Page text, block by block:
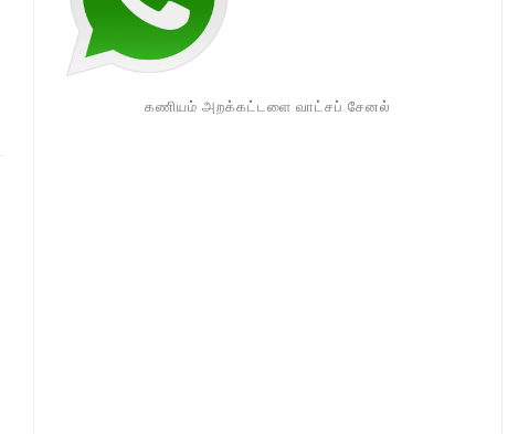
கணியம் அறக்கட்டளை வாட்சப் சேனல்